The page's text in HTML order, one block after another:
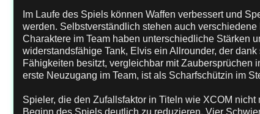
Im Laufe des Spiels können Waffen verbessert und
werden. Selbstverständlich stehen auch
Charaktere im Team haben unterschiedliche Stärken
widerstandsfähige Tank, Elvis ein Allrounder, der
Fähigkeiten besitzt, vergleichbar mit Zaubersprüchen
erste Neuzugang im Team, ist als Scharfschützin im
Spieler, die den Zufallsfaktor in Titeln wie XCOM
Beginn des Spiels deutlich zu reduzieren. Vier